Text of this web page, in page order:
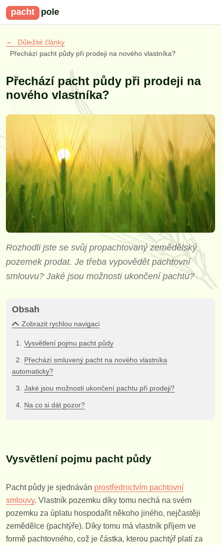
pacht pole
Důležité články
Přechází pacht půdy při prodeji na nového vlastníka?
Přechází pacht půdy při prodeji na
nového vlastníka?
Rozhodli jste se svůj propachtovaný zemědělský
pozemek prodat. Je třeba vypovědět pachtovní
smlouvu? Jaké jsou možnosti ukončení pachtu?
Obsah
Zobrazit rychlou navigaci
Vysvětlení pojmu pacht půdy
Přechází smluvený pacht na nového vlastníka
automaticky?
Jaké jsou možnosti ukončení pachtu při prodeji?
Na co si dát pozor?
Vysvětlení pojmu pacht půdy
Pacht půdy je sjednáván prostřednictvím pachtovní
smlouvy. Vlastník pozemku díky tomu nechá na svém
pozemku za úplatu hospodařit někoho jiného, nejčastěji
zemědělce (pachtýře). Díky tomu má vlastník příjem ve
formě pachtovného, což je částka, kterou pachtýř platí za